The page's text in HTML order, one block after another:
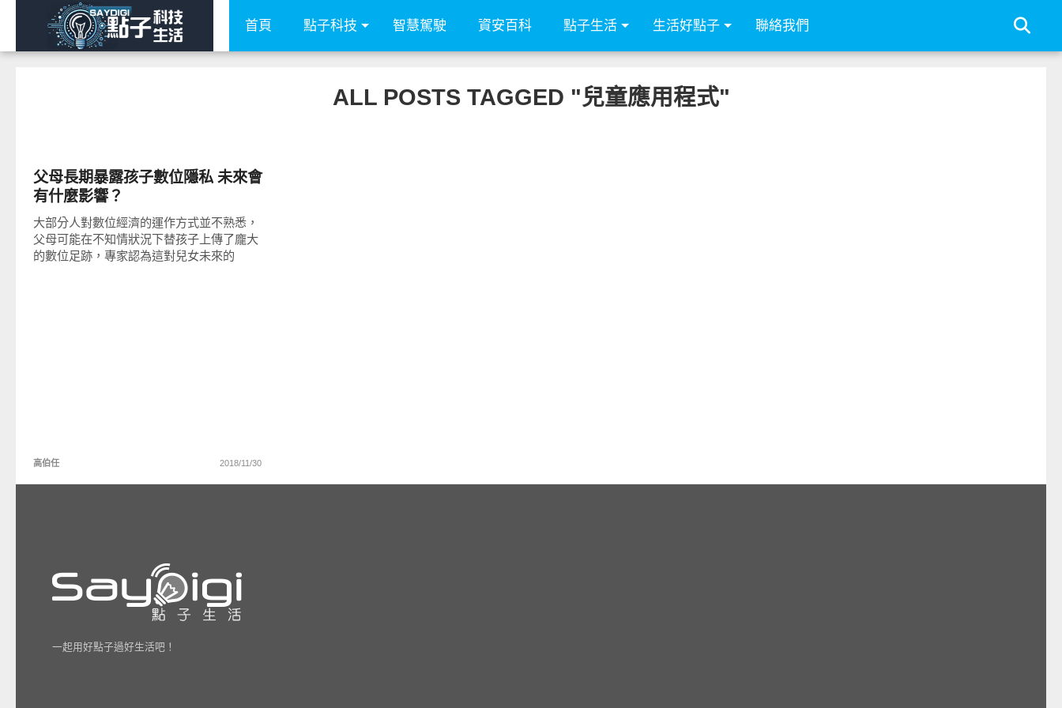
首頁 點子科技 智慧駕駛 資安百科 點子生活 生活好點子 聯絡我們
ALL POSTS TAGGED "兒童應用程式"
父母長期暴露孩子數位隱私 未來會
有什麼影響？
大部分人對數位經濟的運作方式並不熟悉，
父母可能在不知情狀況下替孩子上傳了龐大
的數位足跡，專家認為這對兒女未來的
高伯任 2018/11/30
一起用好點子過好生活吧！